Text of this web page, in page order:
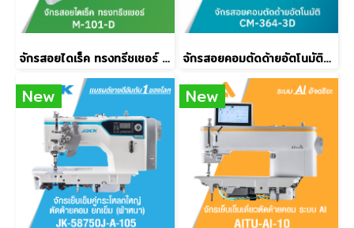
จักรสอยไดเร็ค ทรงทรีชเชอร์ TSM รุ่น M-101-SD จักรสอยคอมตัดด้ายอัตโนมัติ ZUSUN รุ่น CM-364-3D
New New